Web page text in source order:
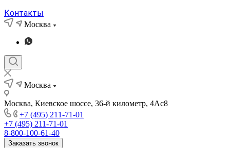
Контакты
Москва
Москва
Москва, Киевское шоссе, 36-й километр, 4Ас8
+7 (495) 211-71-01
+7 (495) 211-71-01
8-800-100-61-40
Заказать звонок